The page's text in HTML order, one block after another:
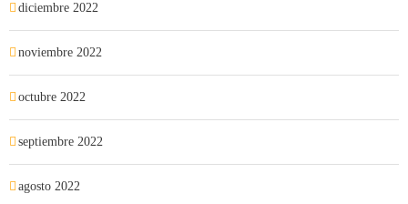
diciembre 2022
noviembre 2022
octubre 2022
septiembre 2022
agosto 2022